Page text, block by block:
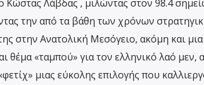
Κώστας Λάβδας , μιλώντας στον 98.4
την από τα βάθη των χρόνων
στην Ανατολική Μεσόγειο, ακόμη και μια
θέμα «ταμπού» για τον ελληνικό λαό μεν,
μιας εύκολης επιλογής που